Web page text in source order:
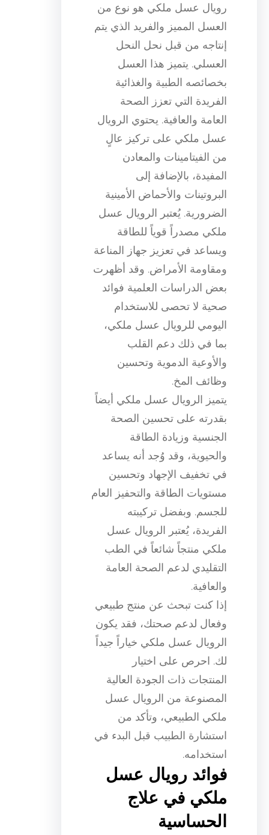
رويال عسل ملكي هو نوع من
العسل المميز والفريد الذي يتم
إنتاجه من قبل نحل النحل
العسلي. يتميز هذا العسل
بخصائصه الطبية والغذائية
الفريدة التي تعزز الصحة
العامة والعافية. يحتوي الرويال
عسل ملكي على تركيز عالٍ
من الفيتامينات والمعادن
المفيدة، بالإضافة إلى
البروتينات والأحماض الأمينية
الضرورية. يُعتبر الرويال عسل
ملكي مصدراً قوياً للطاقة
ويساعد في تعزيز جهاز المناعة
ومقاومة الأمراض. وقد أظهرت
بعض الدراسات العلمية فوائد
صحية لا تحصى للاستخدام
اليومي للرويال عسل ملكي،
بما في ذلك دعم القلب
والأوعية الدموية وتحسين
وظائف المخ.
يتميز الرويال عسل ملكي أيضاً
بقدرته على تحسين الصحة
الجنسية وزيادة الطاقة
والحيوية، وقد وُجد أنه يساعد
في تخفيف الإجهاد وتحسين
مستويات الطاقة والتحفيز العام
للجسم. وبفضل تركيبته
الفريدة، يُعتبر الرويال عسل
ملكي منتجاً شائعاً في الطب
التقليدي لدعم الصحة العامة
والعافية.
إذا كنت تبحث عن منتج طبيعي
وفعال لدعم صحتك، فقد يكون
الرويال عسل ملكي خياراً جيداً
لك. احرص على اختيار
المنتجات ذات الجودة العالية
المصنوعة من الرويال عسل
ملكي الطبيعي، وتأكد من
استشارة الطبيب قبل البدء في
استخدامه.
فوائد رويال عسل
ملكي في علاج
الحساسية